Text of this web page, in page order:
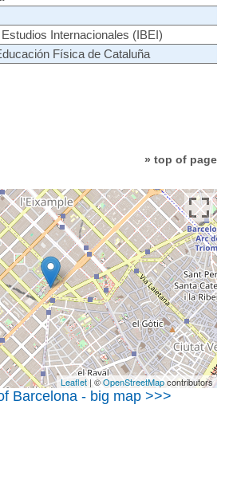
Internacionales (IBEI)
Física de Cataluña
» top of page
Leaflet| ©OpenStreetMapcontributors
Barcelona - big map >>>